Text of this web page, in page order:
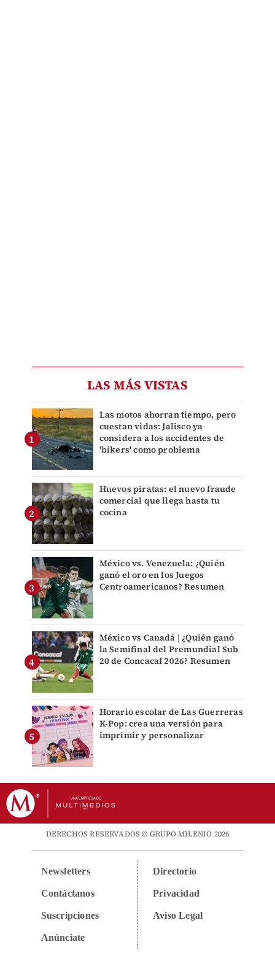
LAS MÁS VISTAS
Las motos ahorran tiempo, pero
cuestan vidas: Jalisco ya
considera a los accidentes de
'bikers' como problema
Huevos piratas: el nuevo fraude
comercial que llega hasta tu
cocina
México vs. Venezuela: ¿Quién
ganó el oro en los Juegos
Centroamericanos? Resumen
México vs Canadá | ¿Quién ganó
la Semifinal del Premundial Sub
20 de Concacaf 2026? Resumen
Horario escolar de Las Guerreras
K-Pop: crea una versión para
imprimir y personalizar
DERECHOS RESERVADOS © GRUPO MILENIO 2026
Newsletters
Contáctanos
Suscripciones
Anúnciate
Directorio
Privacidad
Aviso Legal